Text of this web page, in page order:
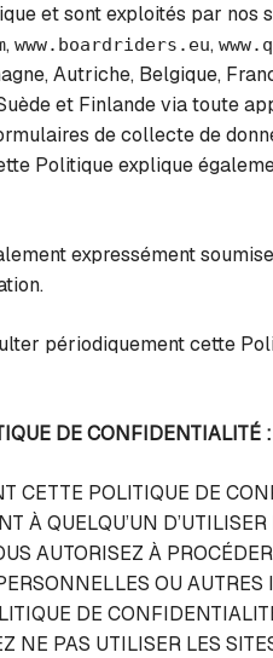
et sont exploités par nos
, www.boardriders.eu,
Autriche, Belgique,
et Finlande via toute
de collecte de
Politique explique
expressément
périodiquement cette
DE CONFIDENTIALITÉ :
CETTE POLITIQUE DE
À QUELQU’UN
AUTORISEZ À
OU
DE
NE PAS UTILISER LES